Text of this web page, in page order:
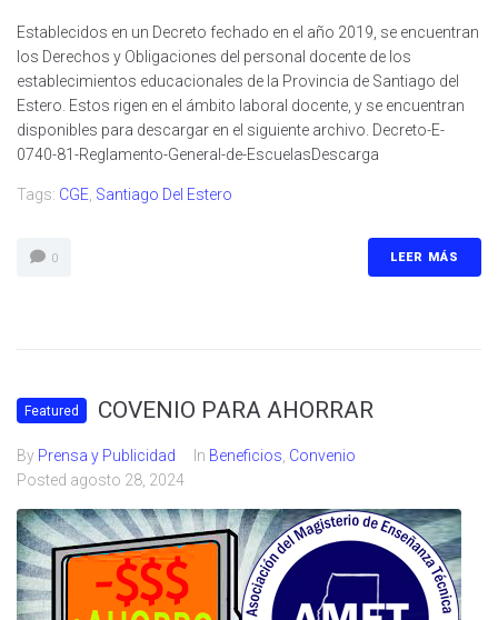
Establecidos en un Decreto fechado en el año 2019, se encuentran
los Derechos y Obligaciones del personal docente de los
establecimientos educacionales de la Provincia de Santiago del
Estero. Estos rigen en el ámbito laboral docente, y se encuentran
disponibles para descargar en el siguiente archivo. Decreto-E-
0740-81-Reglamento-General-de-EscuelasDescarga
Tags: CGE Santiago Del Estero
0 LEER MÁS
Featured COVENIO PARA AHORRAR
By Prensa y Publicidad In Beneficios Convenio
Posted agosto 28, 2024